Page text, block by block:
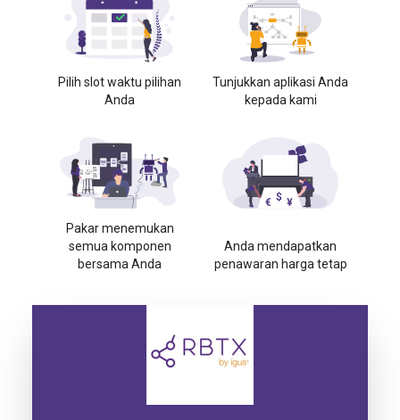
Pilih slot waktu pilihan
Anda
Tunjukkan aplikasi Anda
kepada kami
Pakar menemukan
semua komponen
bersama Anda
Anda mendapatkan
penawaran harga tetap